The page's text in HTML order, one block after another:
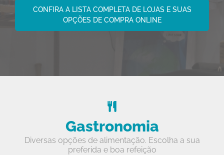
CONFIRA A LISTA COMPLETA DE LOJAS E SUAS
OPÇÕES DE COMPRA ONLINE
Gastronomia
Diversas opções de alimentação. Escolha a sua
preferida e boa refeição